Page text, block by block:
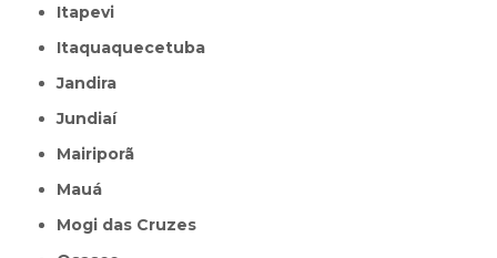
Itapevi
Itaquaquecetuba
Jandira
Jundiaí
Mairiporã
Mauá
Mogi das Cruzes